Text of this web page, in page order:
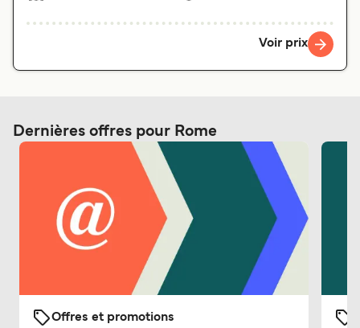
Voir prix
Dernières offres pour Rome
Offres et promotions